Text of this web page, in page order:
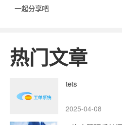
一起分享吧
热门文章
tets
2025-04-08